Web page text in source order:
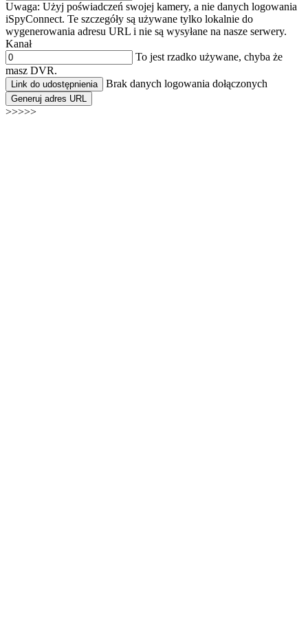
Uwaga: Użyj poświadczeń swojej kamery, a nie danych logowania
iSpyConnect. Te szczegóły są używane tylko lokalnie do
wygenerowania adresu URL i nie są wysyłane na nasze serwery.
Kanał
To jest rzadko używane, chyba że
masz DVR.
Link do udostępnienia Brak danych logowania dołączonych
Generuj adres URL
>>>>>